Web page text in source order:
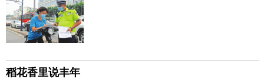
稻花香里说丰年